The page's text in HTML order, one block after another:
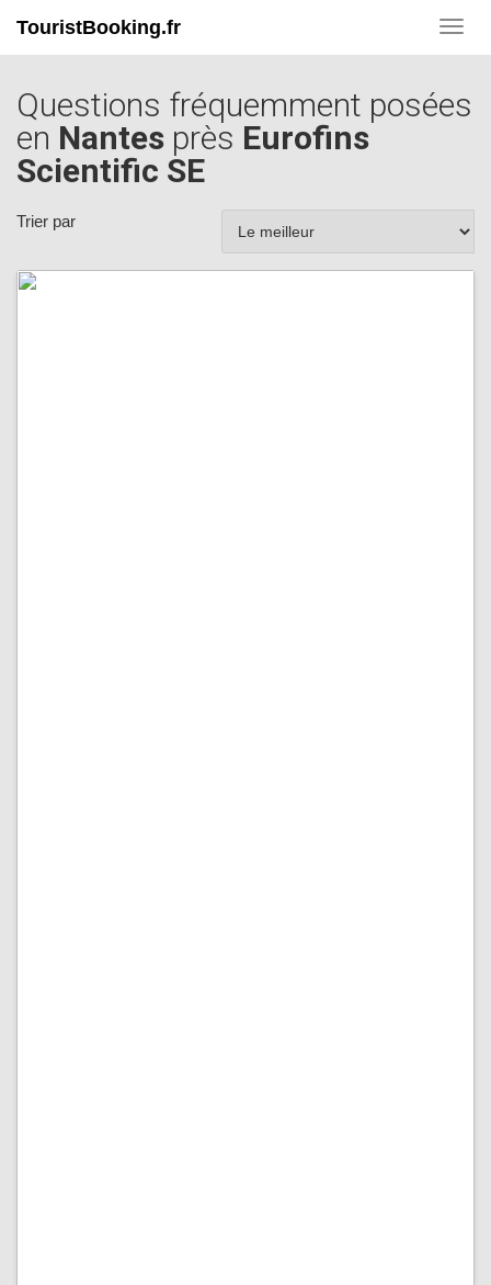
TouristBooking.fr
Questions fréquemment posées
en Nantes près Eurofins
Scientific SE
Trier par